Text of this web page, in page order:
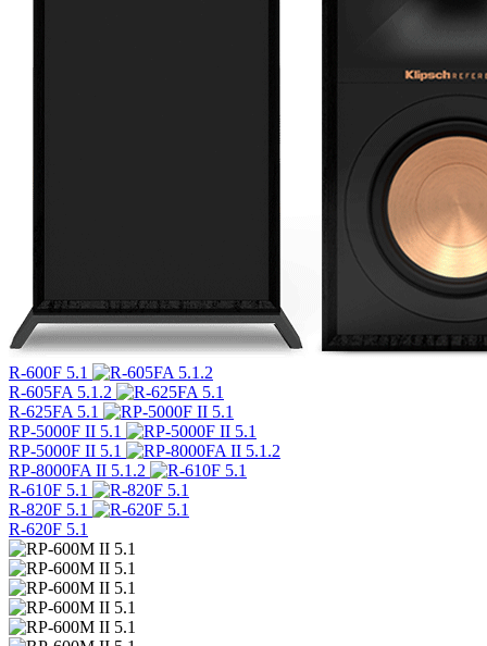
R-600F 5.1
R-605FA 5.1.2
R-625FA 5.1
RP-5000F II 5.1
RP-5000F II 5.1
RP-8000FA II 5.1.2
R-610F 5.1
R-820F 5.1
R-620F 5.1